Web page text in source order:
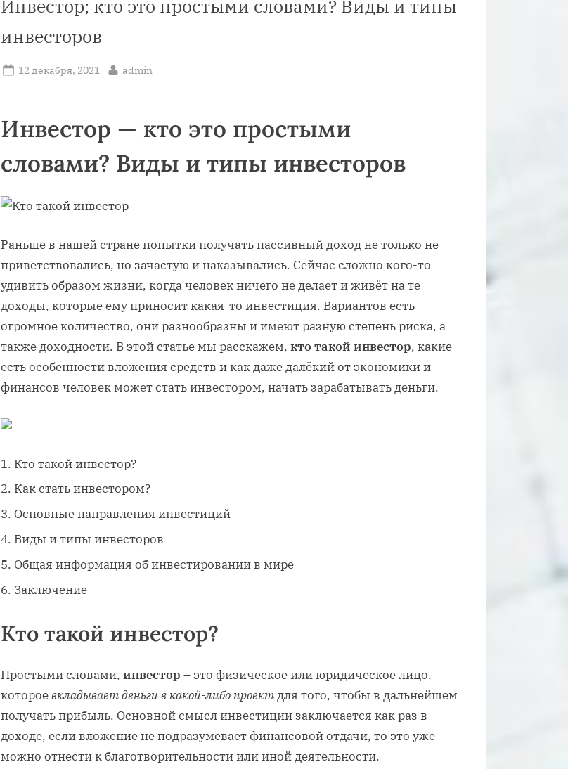
Инвестор; кто это простыми словами? Виды и типы
инвесторов
Posted
12 декабря, 2021 By
admin
Инвестор — кто это простыми
словами? Виды и типы инвесторов
Раньше в нашей стране попытки получать пассивный доход не только не
приветствовались, но зачастую и наказывались. Сейчас сложно кого-то
удивить образом жизни, когда человек ничего не делает и живёт на те
доходы, которые ему приносит какая-то инвестиция. Вариантов есть
огромное количество, они разнообразны и имеют разную степень риска, а
также доходности. В этой статье мы расскажем, кто такой инвестор, какие
есть особенности вложения средств и как даже далёкий от экономики и
финансов человек может стать инвестором, начать зарабатывать деньги.
Кто такой инвестор?
Как стать инвестором?
Основные направления инвестиций
Виды и типы инвесторов
Общая информация об инвестировании в мире
Заключение
Кто такой инвестор?
Простыми словами, инвестор – это физическое или юридическое лицо,
котороевкладывает деньги в какой-либо проектдля того, чтобы в дальнейшем
получать прибыль. Основной смысл инвестиции заключается как раз в
доходе, если вложение не подразумевает финансовой отдачи, то это уже
можно отнести к благотворительности или иной деятельности.